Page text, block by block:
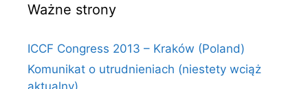
Ważne strony
ICCF Congress 2013 – Kraków (Poland)
Komunikat o utrudnieniach (niestety wciąż
aktualny)